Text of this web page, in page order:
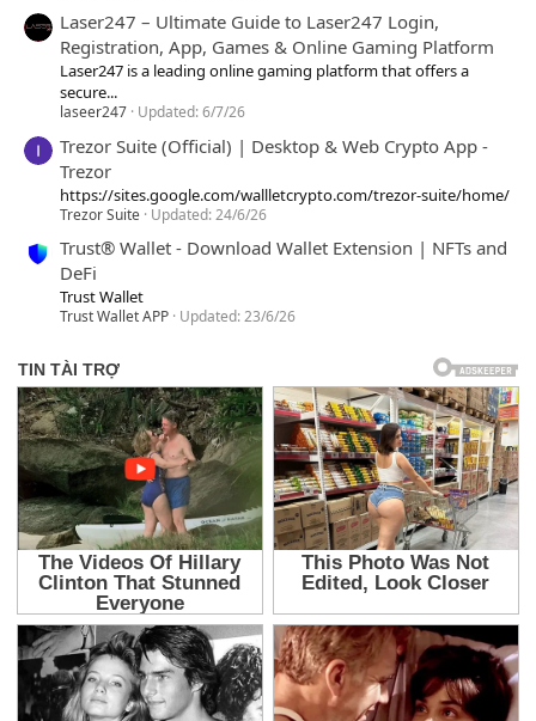
Laser247 – Ultimate Guide to Laser247 Login,
Registration, App, Games & Online Gaming Platform
Laser247 is a leading online gaming platform that offers a
secure...
laseer247 Updated:6/7/26
Trezor Suite (Official) | Desktop & Web Crypto App -
Trezor
https://sites.google.com/wallletcrypto.com/trezor-suite/home/
Trezor Suite Updated:24/6/26
Trust® Wallet - Download Wallet Extension | NFTs and
DeFi
Trust Wallet
Trust Wallet APP Updated:23/6/26